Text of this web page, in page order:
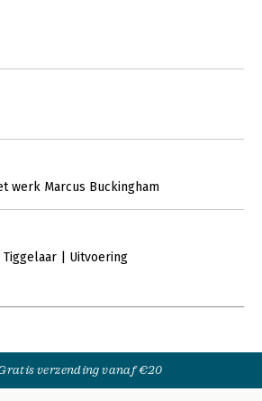
werk Marcus Buckingham
Tiggelaar | Uitvoering
verzending vanaf €20